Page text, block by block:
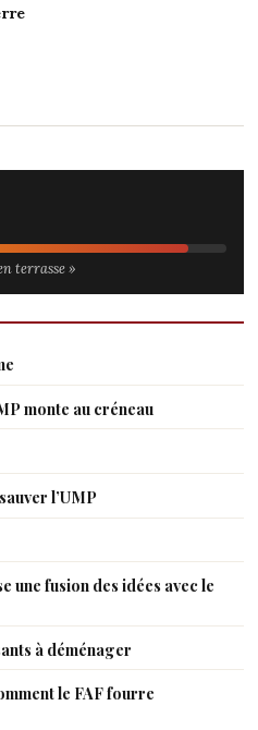
terrasse »
monte au créneau
l’UMP
une fusion des idées avec le
à déménager
le FAF fourre